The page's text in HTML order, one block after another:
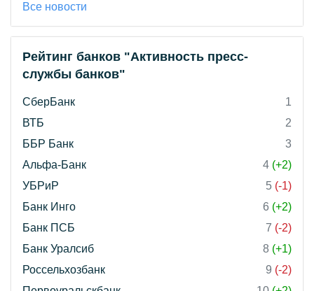
Все новости
Рейтинг банков "Активность пресс-
службы банков"
СберБанк
1
ВТБ
2
ББР Банк
3
Альфа-Банк
4 (+2)
УБРиР
5 (-1)
Банк Инго
6 (+2)
Банк ПСБ
7 (-2)
Банк Уралсиб
8 (+1)
Россельхозбанк
9 (-2)